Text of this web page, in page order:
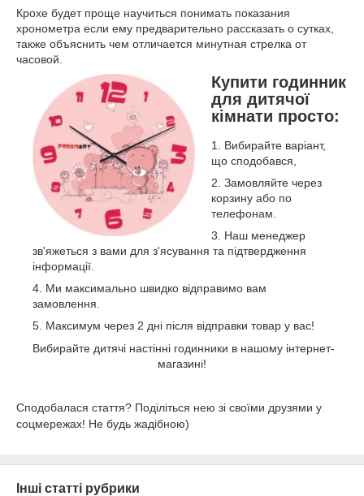
Крохе будет проще научиться понимать показания
хронометра если ему предварительно рассказать о сутках,
также объяснить чем отличается минутная стрелка от
часовой.
Купити годинник
для дитячої
кімнати просто:
Вибирайте варіант,
що сподобався,
Замовляйте через
корзину або по
телефонам.
Наш менеджер
зв'яжеться з вами для з'ясування та підтвердження
інформації.
Ми максимально швидко відправимо вам
замовлення.
Максимум через 2 дні після відправки товар у вас!
Вибирайте дитячі настінні годинники в нашому інтернет-
магазині!
Сподобалася стаття? Поділіться нею зі своїми друзями у
соцмережах! Не будь жадібною)
Інші статті рубрики